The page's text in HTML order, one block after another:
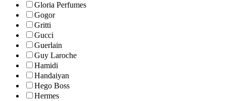
Gloria Perfumes
Gogor
Gritti
Gucci
Guerlain
Guy Laroche
Hamidi
Handaiyan
Hego Boss
Hermes